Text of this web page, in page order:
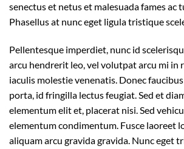
senectus et netus et malesuada fames ac
Phasellus at nunc eget ligula tristique
Pellentesque imperdiet, nunc id
arcu hendrerit leo, vel volutpat arcu mi in
iaculis molestie venenatis. Donec
porta, id fringilla lectus feugiat. Sed et
elementum elit et, placerat nisi. Sed
elementum condimentum. Fusce laoreet
aliquam arcu gravida gravida. Nunc eget